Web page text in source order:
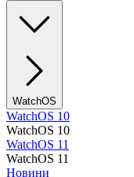
WatchOS
WatchOS 10
WatchOS 10
WatchOS 11
WatchOS 11
Новини